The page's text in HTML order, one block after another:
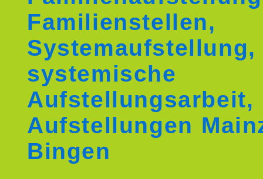
Familienstellen,
Systemaufstellung,
systemische
Aufstellungsarbeit,
Aufstellungen
Bingen